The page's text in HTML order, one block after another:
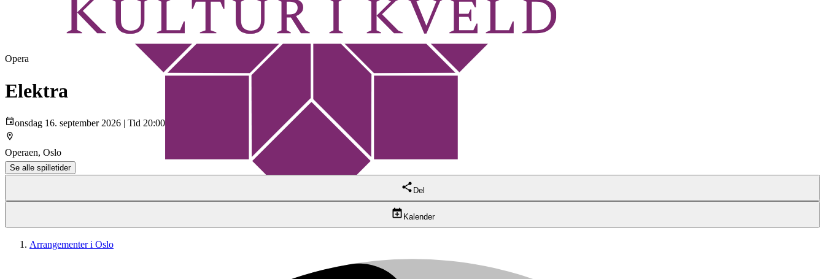
Opera
Elektra
onsdag 16. september 2026 | Tid 20:00
Operaen, Oslo
Se alle spilletider
Del
Kalender
Arrangementer i Oslo